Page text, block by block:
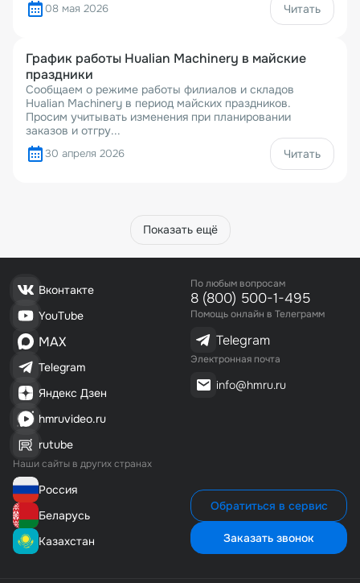
08 мая 2026 Читать
График работы Hualian Machinery в майские
праздники
Сообщаем о режиме работы филиалов и складов
Hualian Machinery в период майских праздников.
Просим учитывать изменения при планировании
заказов и отгру...
30 апреля 2026 Читать
Показать ещё
Вконтакте
YouTube
MAX
Telegram
Яндекс Дзен
hmruvideo.ru
rutube
Наши сайты в других странах
Россия
Беларусь
Казахстан
По любым вопросам
8 (800) 500-1-495
Помощь онлайн в Телеграмм
Telegram
Электронная почта
info@hmru.ru
Обратиться в сервис
Заказать звонок